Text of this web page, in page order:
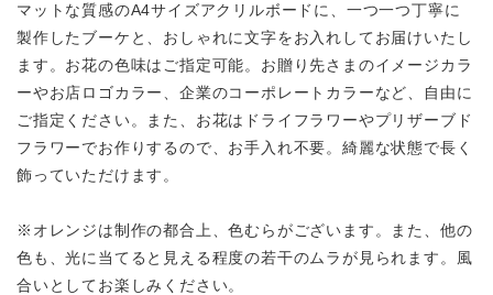
マットな質感のA4サイズアクリルボードに、一つ一つ丁寧に
製作したブーケと、おしゃれに文字をお入れしてお届けいたし
ます。お花の色味はご指定可能。お贈り先さまのイメージカラ
ーやお店ロゴカラー、企業のコーポレートカラーなど、自由に
ご指定ください。また、お花はドライフラワーやプリザーブド
フラワーでお作りするので、お手入れ不要。綺麗な状態で長く
飾っていただけます。
※オレンジは制作の都合上、色むらがございます。また、他の
色も、光に当てると見える程度の若干のムラが見られます。風
合いとしてお楽しみください。